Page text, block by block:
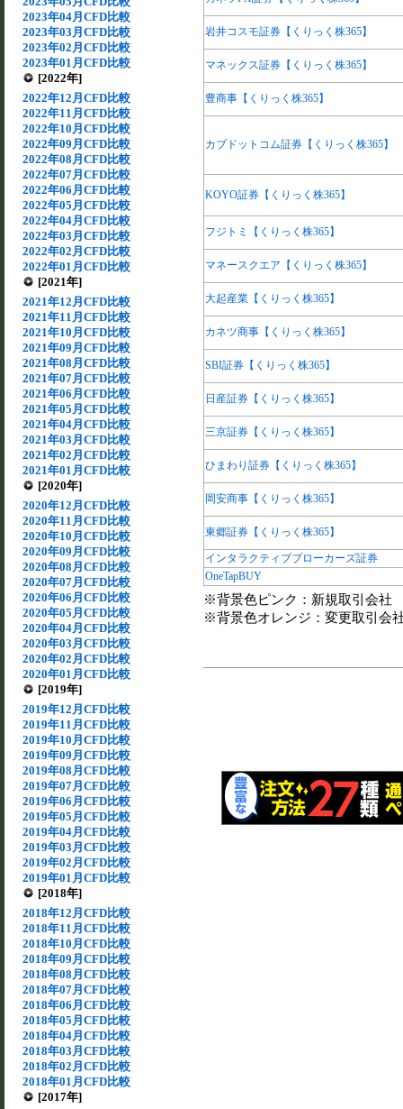
2023年04月CFD比較
2023年03月CFD比較
2023年02月CFD比較
2023年01月CFD比較
[2022年]
2022年12月CFD比較
2022年11月CFD比較
2022年10月CFD比較
2022年09月CFD比較
2022年08月CFD比較
2022年07月CFD比較
2022年06月CFD比較
2022年05月CFD比較
2022年04月CFD比較
2022年03月CFD比較
2022年02月CFD比較
2022年01月CFD比較
[2021年]
2021年12月CFD比較
2021年11月CFD比較
2021年10月CFD比較
2021年09月CFD比較
2021年08月CFD比較
2021年07月CFD比較
2021年06月CFD比較
2021年05月CFD比較
2021年04月CFD比較
2021年03月CFD比較
2021年02月CFD比較
2021年01月CFD比較
[2020年]
2020年12月CFD比較
2020年11月CFD比較
2020年10月CFD比較
2020年09月CFD比較
2020年08月CFD比較
2020年07月CFD比較
2020年06月CFD比較
2020年05月CFD比較
2020年04月CFD比較
2020年03月CFD比較
2020年02月CFD比較
2020年01月CFD比較
[2019年]
2019年12月CFD比較
2019年11月CFD比較
2019年10月CFD比較
2019年09月CFD比較
2019年08月CFD比較
2019年07月CFD比較
2019年06月CFD比較
2019年05月CFD比較
2019年04月CFD比較
2019年03月CFD比較
2019年02月CFD比較
2019年01月CFD比較
[2018年]
2018年12月CFD比較
2018年11月CFD比較
2018年10月CFD比較
2018年09月CFD比較
2018年08月CFD比較
2018年07月CFD比較
2018年06月CFD比較
2018年05月CFD比較
2018年04月CFD比較
2018年03月CFD比較
2018年02月CFD比較
2018年01月CFD比較
[2017年]
岩井コスモ証券【くりっく株365】
マネックス証券【くりっく株365】
豊商事【くりっく株365】
カブドットコム証券【くりっく株365】
KOYO証券【くりっく株365】
フジトミ【くりっく株365】
マネースクエア【くりっく株365】
大起産業【くりっく株365】
カネツ商事【くりっく株365】
SBI証券【くりっく株365】
日産証券【くりっく株365】
三京証券【くりっく株365】
ひまわり証券【くりっく株365】
岡安商事【くりっく株365】
東郷証券【くりっく株365】
インタラクティブブローカーズ証券
OneTapBUY
※背景色ピンク：新規取引会社
※背景色オレンジ：変更取引会